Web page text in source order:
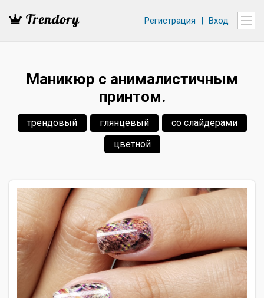
Регистрация | Вход
Маникюр с анималистичным
принтом.
трендовый глянцевый
со слайдерами
цветной